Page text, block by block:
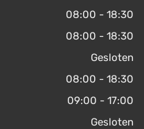
08:00 - 18:30
08:00 - 18:30
Gesloten
08:00 - 18:30
09:00 - 17:00
Gesloten